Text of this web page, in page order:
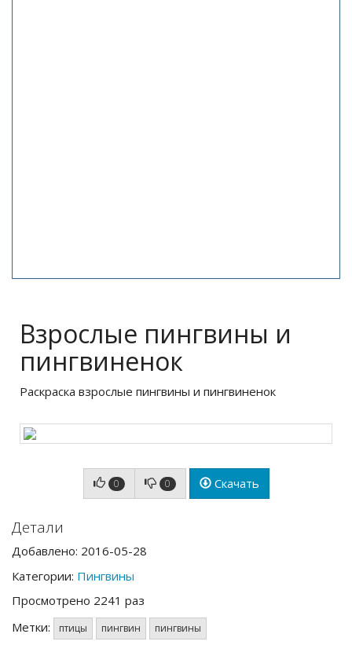
Взрослые пингвины и
пингвиненок
Раскраска взрослые пингвины и пингвиненок
0 0 Скачать
Детали
Добавлено: 2016-05-28
Категории: Пингвины
Просмотрено 2241 раз
Метки:
птицы пингвин пингвины